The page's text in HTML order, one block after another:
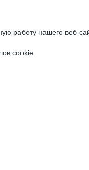
работу нашего веб-
cookie